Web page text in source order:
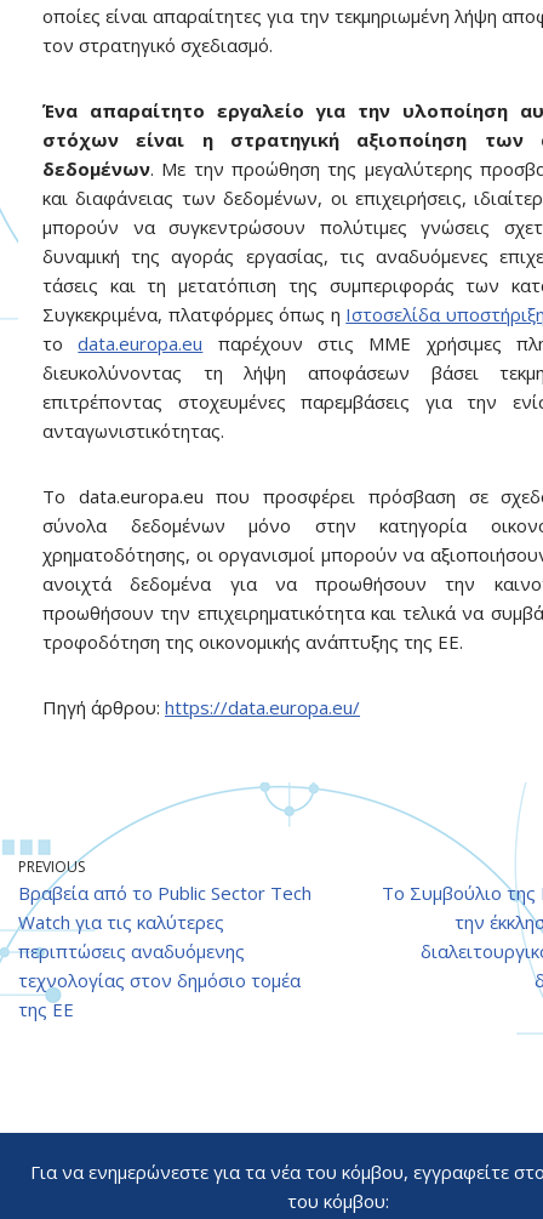
οποίες είναι απαραίτητες για την τεκμηριωμένη λήψη
τον στρατηγικό σχεδιασμό.
Ένα απαραίτητο εργαλείο για την υλοποίηση
στόχων είναι η στρατηγική αξιοποίηση των
δεδομένων. Με την προώθηση της μεγαλύτερης
και διαφάνειας των δεδομένων, οι επιχειρήσεις,
μπορούν να συγκεντρώσουν πολύτιμες γνώσεις
δυναμική της αγοράς εργασίας, τις αναδυόμενες
τάσεις και τη μετατόπιση της συμπεριφοράς των
Συγκεκριμένα, πλατφόρμες όπως η Ιστοσελίδα
τοdata.europa.eu παρέχουν στις ΜΜΕ χρήσιμες
διευκολύνοντας τη λήψη αποφάσεων βάσει
επιτρέποντας στοχευμένες παρεμβάσεις για την
ανταγωνιστικότητας.
Το data.europa.eu που προσφέρει πρόσβαση σε
σύνολα δεδομένων μόνο στην κατηγορία
χρηματοδότησης, οι οργανισμοί μπορούν να
ανοιχτά δεδομένα για να προωθήσουν την
προωθήσουν την επιχειρηματικότητα και τελικά να
τροφοδότηση της οικονομικής ανάπτυξης της ΕΕ.
Πηγή άρθρου: https://data.europa.eu/
PREVIOUS
Βραβεία από το Public Sector Tech
Watch για τις καλύτερες
περιπτώσεις αναδυόμενης
τεχνολογίας στον δημόσιο τομέα
της ΕΕ
Το Συμβούλιο της
την
Για να ενημερώνεστε για τα νέα του κόμβου, εγγραφείτε
του κόμβου: